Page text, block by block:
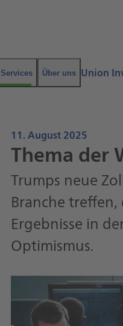
Über uns Union
11. August 2025
Thema der
Trumps neue
Branche
Ergebnisse in
Optimismus.